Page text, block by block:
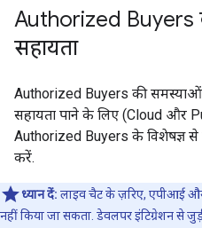
Authorized Buyers
सहायता
Authorized Buyers की
सहायता पाने के लिए (Cloud और
Authorized Buyers के विशेषज्ञ से
करें.
ध्यान दें: लाइव चैट के ज़रिए, एपीआई
नहीं किया जा सकता. डेवलपर इंटिग्रेशन से